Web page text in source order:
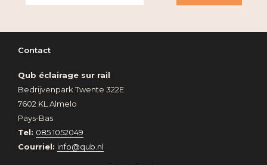
Contact
Qub éclairage sur rail
Bedrijvenpark Twente 322E
7602 KL Almelo
Pays-Bas
Tel: 085 1052049
Courriel: info@qub.nl